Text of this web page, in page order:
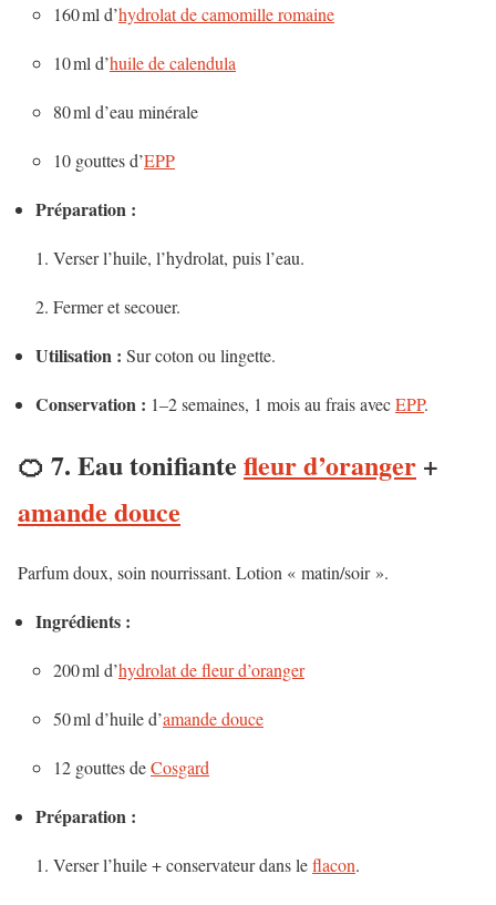
160 ml d’hydrolat de camomille romaine
10 ml d’huile de calendula
80 ml d’eau minérale
10 gouttes d’EPP
Préparation :
Verser l’huile, l’hydrolat, puis l’eau.
Fermer et secouer.
Utilisation : Sur coton ou lingette.
Conservation : 1–2 semaines, 1 mois au frais avecEPP.
🍊 7. Eau tonifiante fleur d’oranger +
amande douce
Parfum doux, soin nourrissant. Lotion « matin/soir ».
Ingrédients :
200 ml d’hydrolat de fleur d’oranger
50 ml d’huile d’amande douce
12 gouttes deCosgard
Préparation :
Verser l’huile + conservateur dans leflacon.